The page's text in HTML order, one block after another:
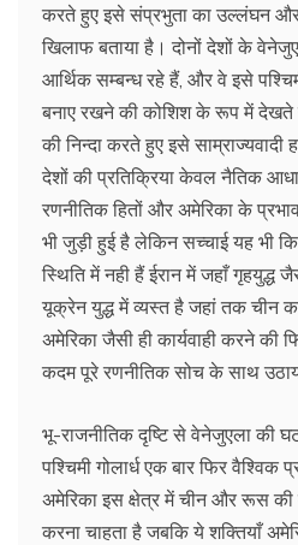
करते हुए इसे संप्रभुता का उल्लंघन
खिलाफ बताया है। दोनों देशों के
आर्थिक सम्बन्ध रहे हैं, और वे इसे
बनाए रखने की कोशिश के रूप में देखते
की निन्दा करते हुए इसे साम्राज्यवादी
देशों की प्रतिक्रिया केवल नैतिक
रणनीतिक हितों और अमेरिका के
भी जुड़ी हुई है लेकिन सच्चाई यह भी
स्थिति में नही हैं ईरान में जहाँ गृहयुद्ध
यूक्रेन युद्ध में व्यस्त है जहां तक चीन
अमेरिका जैसी ही कार्यवाही करने की
कदम पूरे रणनीतिक सोच के साथ
भू-राजनीतिक दृष्टि से वेनेजुएला की
पश्चिमी गोलार्ध एक बार फिर वैश्विक
अमेरिका इस क्षेत्र में चीन और रूस की
करना चाहता है जबकि ये शक्तियाँ